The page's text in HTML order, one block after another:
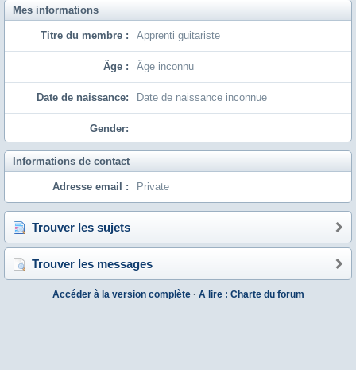
Mes informations
Titre du membre : Apprenti guitariste
Âge : Âge inconnu
Date de naissance: Date de naissance inconnue
Gender:
Informations de contact
Adresse email : Private
Trouver les sujets
Trouver les messages
Accéder à la version complète· A lire : Charte du forum